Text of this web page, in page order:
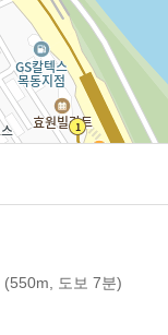
(550m, 도보 7분)